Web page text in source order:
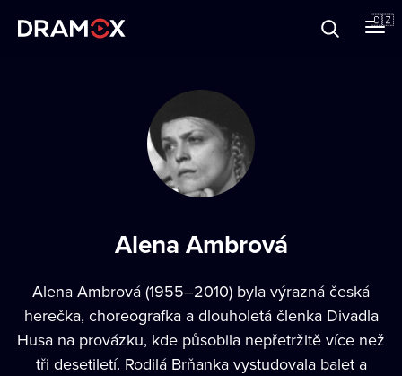
🇨🇿
Alena Ambrová
Alena Ambrová (1955–2010) byla výrazná česká
herečka, choreografka a dlouholetá členka Divadla
Husa na provázku, kde působila nepřetržitě více než
tři desetiletí. Rodilá Brňanka vystudovala balet a